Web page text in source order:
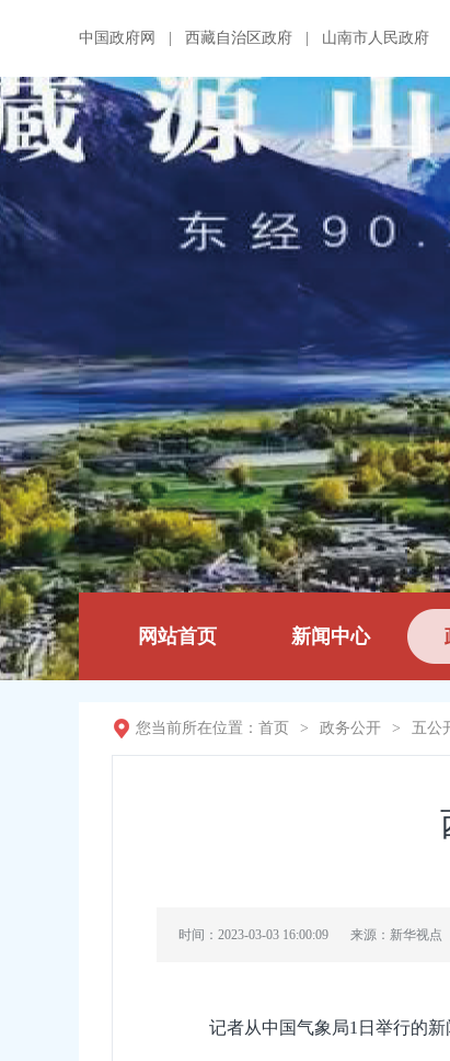
中国政府网 西藏自治区政府 山南市人民政府
网站首页 新闻中心
您当前所在位置： 首页 > 政务公开 > 五公
时间：2023-03-03 16:00:09 来源：新华视点
记者从中国气象局1日举行的